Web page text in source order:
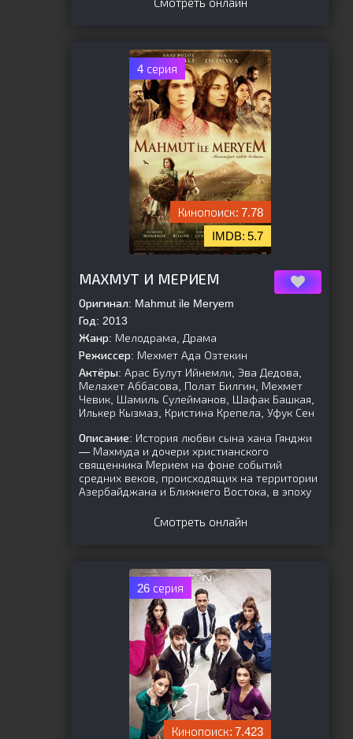
Смотреть онлайн
4 серия
7.78
5.7
МАХМУТ И МЕРИЕМ
Оригинал: Mahmut ile Meryem
Год: 2013
Жанр: Мелодрама, Драма
Режиссер: Мехмет Ада Озтекин
Актёры: Арас Булут Ийнемли, Эва Дедова,
Мелахет Аббасова, Полат Билгин, Мехмет
Чевик, Шамиль Сулейманов, Шафак Башкая,
Илькер Кызмаз, Кристина Крепела, Уфук Сен
Описание: История любви сына хана Гянджи
— Махмуда и дочери христианского
священника Мерием на фоне событий
средних веков, происходящих на территории
Азербайджана и Ближнего Востока, в эпоху
Смотреть онлайн
26 серия
7.423